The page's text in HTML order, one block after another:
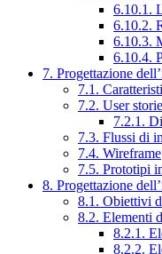
6.10.1.
6.10.2.
6.10.3.
6.10.4.
7. Progettazione
7.1.
7.2. User
7.2.1.
7.3. Flussi di
7.4. Wireframe
7.5. Prototipi
8. Progettazione
8.1. Obiettivi
8.2. Elementi
8.2.1.
8.2.2.